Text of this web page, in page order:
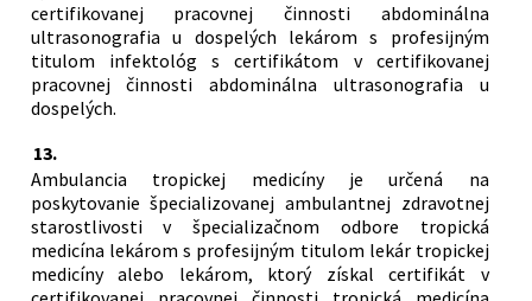
certifikovanej pracovnej činnosti abdominálna
ultrasonografia u dospelých lekárom s profesijným
titulom infektológ s certifikátom v certifikovanej
pracovnej činnosti abdominálna ultrasonografia u
dospelých.
13.
Ambulancia tropickej medicíny je určená na
poskytovanie špecializovanej ambulantnej zdravotnej
starostlivosti v špecializačnom odbore tropická
medicína lekárom s profesijným titulom lekár tropickej
medicíny alebo lekárom, ktorý získal certifikát v